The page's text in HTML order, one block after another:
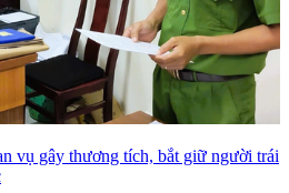
vụ gây thương tích, bắt giữ người trái